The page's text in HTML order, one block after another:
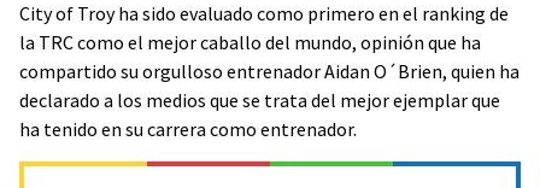
City of Troy ha sido evaluado como primero en el ranking de
la TRC como el mejor caballo del mundo, opinión que ha
compartido su orgulloso entrenador Aidan O´Brien, quien ha
declarado a los medios que se trata del mejor ejemplar que
ha tenido en su carrera como entrenador.